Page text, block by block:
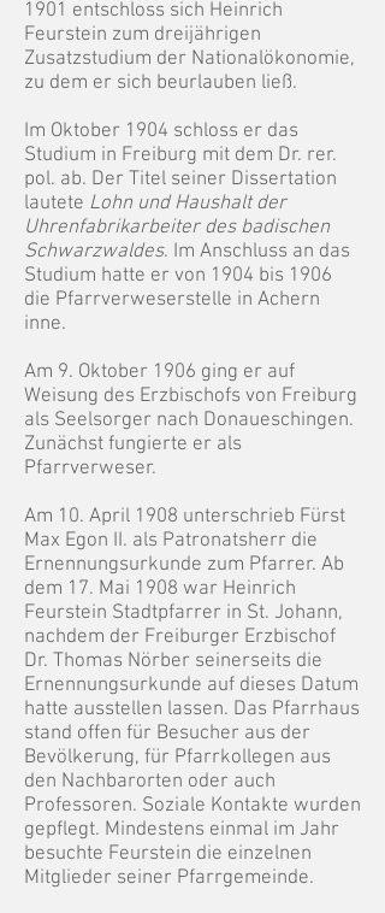
1901 entschloss sich Heinrich
Feurstein zum dreijährigen
Zusatzstudium der Nationalökonomie,
zu dem er sich beurlauben ließ.
Im Oktober 1904 schloss er das
Studium in Freiburg mit dem Dr. rer.
pol. ab. Der Titel seiner Dissertation
lautete Lohn und Haushalt der
Uhrenfabrikarbeiter des badischen
Schwarzwaldes. Im Anschluss an das
Studium hatte er von 1904 bis 1906
die Pfarrverweserstelle in Achern
inne.
Am 9. Oktober 1906 ging er auf
Weisung des Erzbischofs von Freiburg
als Seelsorger nach Donaueschingen.
Zunächst fungierte er als
Pfarrverweser.
Am 10. April 1908 unterschrieb Fürst
Max Egon II. als Patronatsherr die
Ernennungsurkunde zum Pfarrer. Ab
dem 17. Mai 1908 war Heinrich
Feurstein Stadtpfarrer in St. Johann,
nachdem der Freiburger Erzbischof
Dr. Thomas Nörber seinerseits die
Ernennungsurkunde auf dieses Datum
hatte ausstellen lassen. Das Pfarrhaus
stand offen für Besucher aus der
Bevölkerung, für Pfarrkollegen aus
den Nachbarorten oder auch
Professoren. Soziale Kontakte wurden
gepflegt. Mindestens einmal im Jahr
besuchte Feurstein die einzelnen
Mitglieder seiner Pfarrgemeinde.